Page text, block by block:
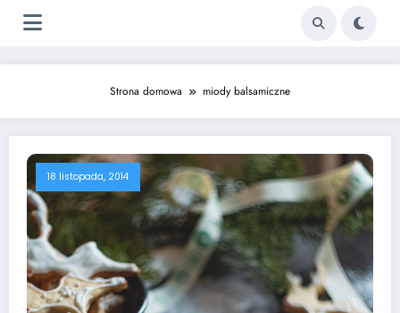
Strona domowa miody balsamiczne
18 listopada, 2014